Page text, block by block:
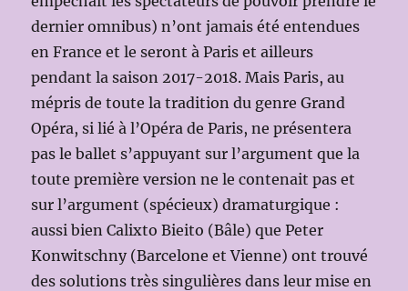
dernier omnibus) n’ont jamais été entendues
en France et le seront à Paris et ailleurs
pendant la saison 2017-2018. Mais Paris, au
mépris de toute la tradition du genre Grand
Opéra, si lié à l’Opéra de Paris, ne présentera
pas le ballet s’appuyant sur l’argument que la
toute première version ne le contenait pas et
sur l’argument (spécieux) dramaturgique :
aussi bien Calixto Bieito (Bâle) que Peter
Konwitschny (Barcelone et Vienne) ont trouvé
des solutions très singulières dans leur mise en